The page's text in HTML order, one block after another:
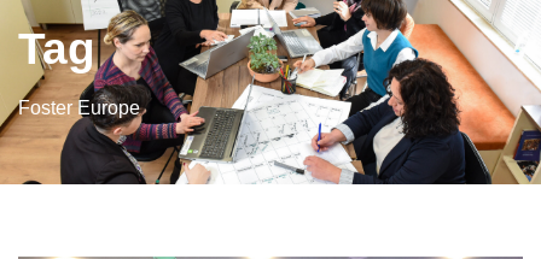
Tag
Foster Europe